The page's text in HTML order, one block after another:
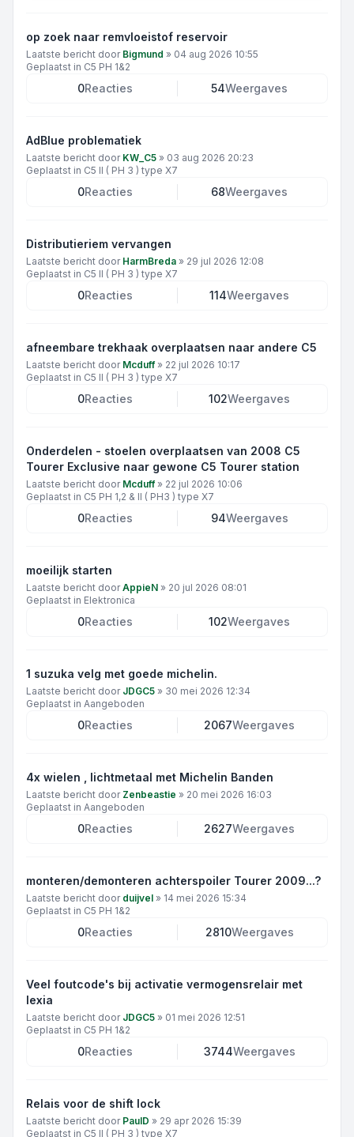
op zoek naar remvloeistof reservoir
Laatste bericht door Bigmund » 04 aug 2026 10:55
Geplaatst in C5 PH 1&2
0Reacties 54Weergaves
AdBlue problematiek
Laatste bericht door KW_C5 » 03 aug 2026 20:23
Geplaatst in C5 II ( PH 3 ) type X7
0Reacties 68Weergaves
Distributieriem vervangen
Laatste bericht door HarmBreda » 29 jul 2026 12:08
Geplaatst in C5 II ( PH 3 ) type X7
0Reacties 114Weergaves
afneembare trekhaak overplaatsen naar andere C5
Laatste bericht door Mcduff» 22 jul 2026 10:17
Geplaatst in C5 II ( PH 3 ) type X7
0Reacties 102Weergaves
Onderdelen - stoelen overplaatsen van 2008 C5
Tourer Exclusive naar gewone C5 Tourer station
Laatste bericht door Mcduff» 22 jul 2026 10:06
Geplaatst in C5 PH 1,2 & II ( PH3 ) type X7
0Reacties 94Weergaves
moeilijk starten
Laatste bericht doorAppieN » 20 jul 2026 08:01
Geplaatst in Elektronica
0Reacties 102Weergaves
1 suzuka velg met goede michelin.
Laatste bericht door JDGC5 » 30 mei 2026 12:34
Geplaatst in Aangeboden
0Reacties 2067Weergaves
4x wielen , lichtmetaal met Michelin Banden
Laatste bericht door Zenbeastie » 20 mei 2026 16:03
Geplaatst in Aangeboden
0Reacties 2627Weergaves
monteren/demonteren achterspoiler Tourer 2009...?
Laatste bericht door duijvel » 14 mei 2026 15:34
Geplaatst in C5 PH 1&2
0Reacties 2810Weergaves
Veel foutcode's bij activatie vermogensrelair met
lexia
Laatste bericht door JDGC5 » 01 mei 2026 12:51
Geplaatst in C5 PH 1&2
0Reacties 3744Weergaves
Relais voor de shift lock
Laatste bericht door PaulD » 29 apr 2026 15:39
Geplaatst in C5 II ( PH 3 ) type X7